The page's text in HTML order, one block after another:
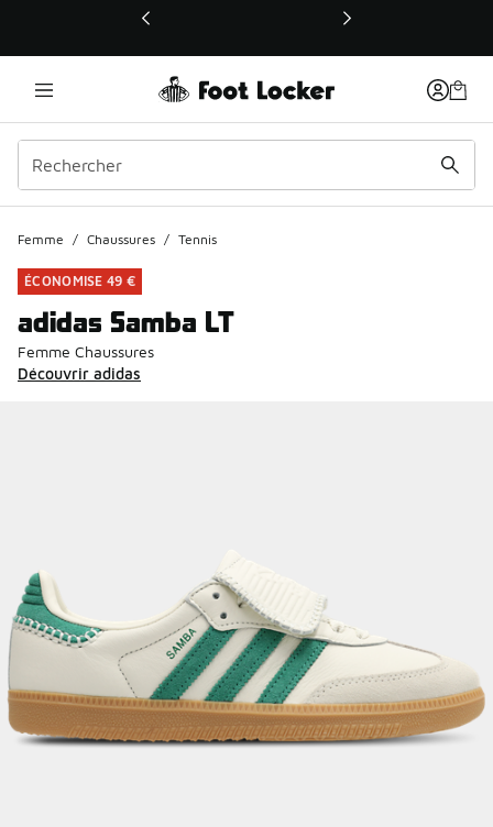
Ce lien ouvrira une nouvelle fenêtre
Femme / Chaussures / Tennis
ÉCONOMISE 49 €
adidas Samba LT
Femme Chaussures
Découvrir adidas